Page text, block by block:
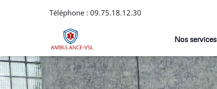
Téléphone : 09.75.18.12.30
Nos services